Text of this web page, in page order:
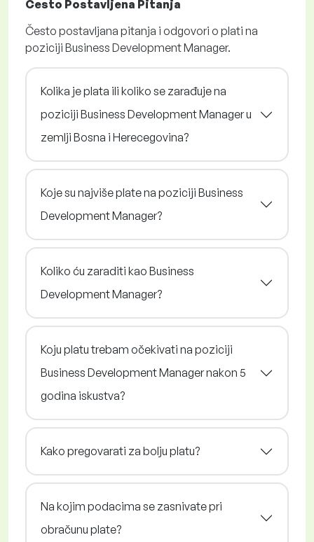
Često Postavljena Pitanja
Često postavljana pitanja i odgovori o plati na
poziciji Business Development Manager.
Kolika je plata ili koliko se zarađuje na
poziciji Business Development Manager u
zemlji Bosna i Herecegovina?
Koje su najviše plate na poziciji Business
Development Manager?
Koliko ću zaraditi kao Business
Development Manager?
Koju platu trebam očekivati na poziciji
Business Development Manager nakon 5
godina iskustva?
Kako pregovarati za bolju platu?
Na kojim podacima se zasnivate pri
obračunu plate?